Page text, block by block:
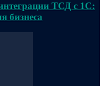
ТСД с 1С:
бизнеса